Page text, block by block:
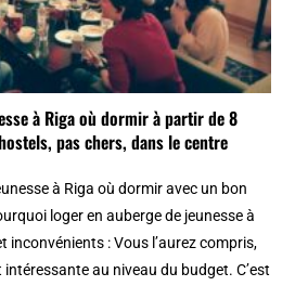
à Riga où dormir à partir de 8
pas chers, dans le centre
à Riga où dormir avec un bon
loger en auberge de jeunesse à
inconvénients : Vous l’aurez compris,
intéressante au niveau du budget. C’est